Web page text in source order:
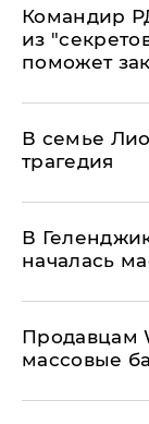
Командир
из
поможет
В семье
трагедия
В
началась
Продавцам
массовые